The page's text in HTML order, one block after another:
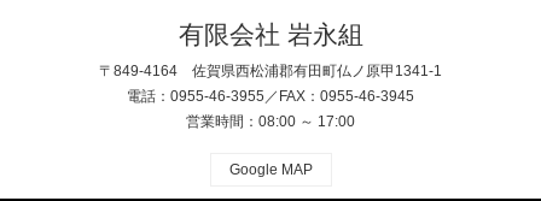
有限会社 岩永組
〒849-4164 佐賀県西松浦郡有田町仏ノ原甲1341-1
電話：0955-46-3955／FAX：0955-46-3945
営業時間：08:00 ～ 17:00
Google MAP